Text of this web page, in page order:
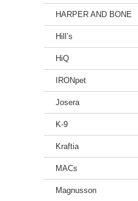
HARPER AND BONE
Hill’s
HiQ
IRONpet
Josera
K-9
Kraftia
MACs
Magnusson